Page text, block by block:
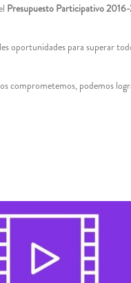
Presupuesto Participativo
oportunidades para superar
comprometemos, podemos